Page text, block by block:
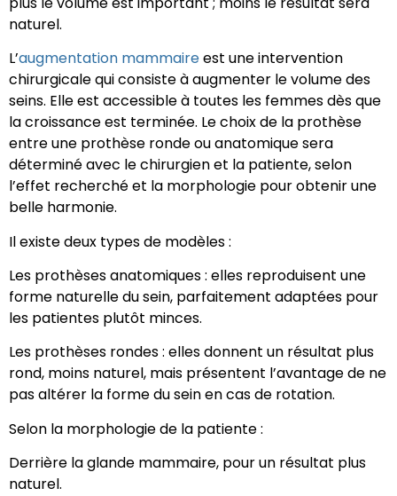
naturel.
L’augmentation mammaireest une intervention
chirurgicale qui consiste à augmenter le volume des
seins. Elle est accessible à toutes les femmes dès que
la croissance est terminée. Le choix de la prothèse
entre une prothèse ronde ou anatomique sera
déterminé avec le chirurgien et la patiente, selon
l’effet recherché et la morphologie pour obtenir une
belle harmonie.
Il existe deux types de modèles :
Les prothèses anatomiques : elles reproduisent une
forme naturelle du sein, parfaitement adaptées pour
les patientes plutôt minces.
Les prothèses rondes : elles donnent un résultat plus
rond, moins naturel, mais présentent l’avantage de ne
pas altérer la forme du sein en cas de rotation.
Selon la morphologie de la patiente :
Derrière la glande mammaire, pour un résultat plus
naturel.